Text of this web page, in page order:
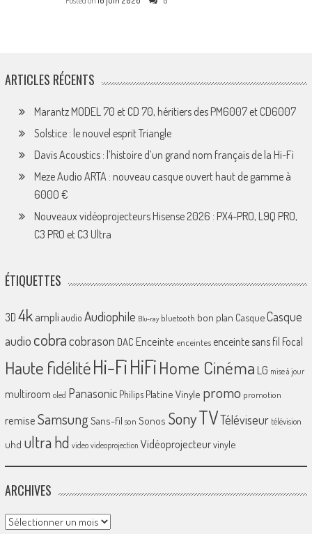
ARTICLES RÉCENTS
Marantz MODEL 70 et CD 70, héritiers des PM6007 et CD6007
Solstice : le nouvel esprit Triangle
Davis Acoustics : l’histoire d’un grand nom français de la Hi-Fi
Meze Audio ARTA : nouveau casque ouvert haut de gamme à
6000 €
Nouveaux vidéoprojecteurs Hisense 2026 : PX4-PRO, L9Q PRO,
C3 PRO et C3 Ultra
ÉTIQUETTES
3D 4k ampliaudio Audiophile Blu-ray bluetooth bon plan CasqueCasque
audio cobracobrason DAC Enceinte enceintes enceinte sans fil Focal
Haute fidélitéHi-FiHiFiHome Cinéma LG mise à jour
multiroom oled Panasonic Philips Platine Vinyle promo promotion
remiseSamsungSans-fil son Sonos SonyTVTéléviseur télévision
uhd ultra hd video videoprojection Vidéoprojecteurvinyle
ARCHIVES
Archives